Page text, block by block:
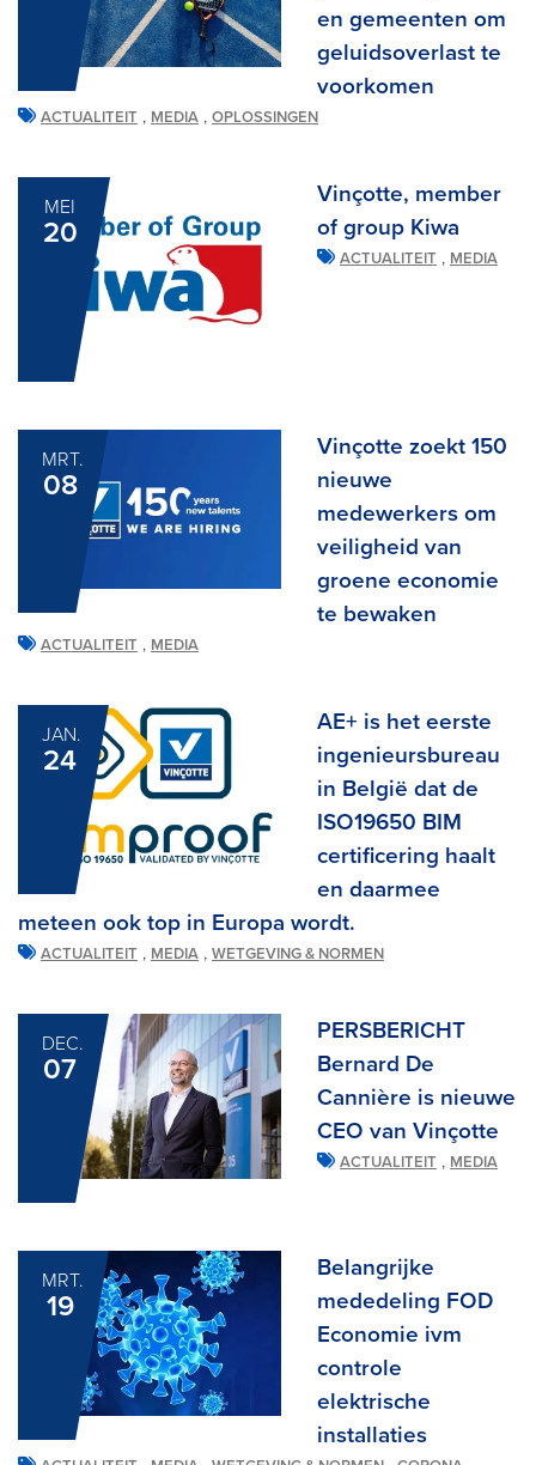
en gemeenten om
geluidsoverlast te
voorkomen
ACTUALITEIT , MEDIA , OPLOSSINGEN
MEI
20
Vinçotte, member
of group Kiwa
ACTUALITEIT , MEDIA
MRT.
08
Vinçotte zoekt 150
nieuwe
medewerkers om
veiligheid van
groene economie
te bewaken
ACTUALITEIT , MEDIA
JAN.
24
AE+ is het eerste
ingenieursbureau
in België dat de
ISO19650 BIM
certificering haalt
en daarmee
meteen ook top in Europa wordt.
ACTUALITEIT , MEDIA , WETGEVING & NORMEN
DEC.
07
PERSBERICHT
Bernard De
Cannière is nieuwe
CEO van Vinçotte
ACTUALITEIT , MEDIA
MRT.
19
Belangrijke
mededeling FOD
Economie ivm
controle
elektrische
installaties